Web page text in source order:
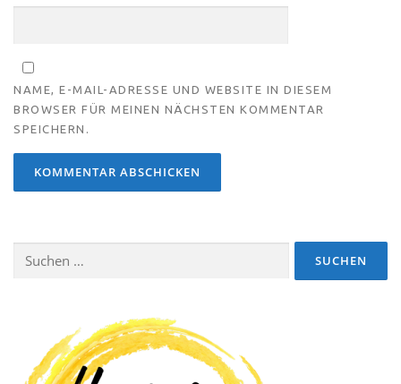
NAME, E-MAIL-ADRESSE UND WEBSITE IN DIESEM
BROWSER FÜR MEINEN NÄCHSTEN KOMMENTAR
SPEICHERN.
Suchen